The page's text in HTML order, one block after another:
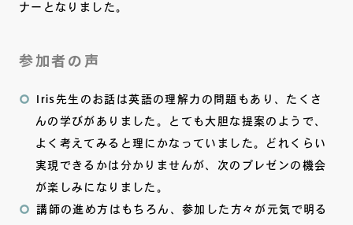
ナーとなりました。
参加者の声
Iris先生のお話は英語の理解力の問題もあり、たくさ
んの学びがありました。とても大胆な提案のようで、
よく考えてみると理にかなっていました。どれくらい
実現できるかは分かりませんが、次のプレゼンの機会
が楽しみになりました。
講師の進め方はもちろん、参加した方々が元気で明る